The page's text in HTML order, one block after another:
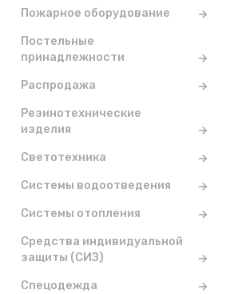
Пожарное оборудование
Постельные
принадлежности
Распродажа
Резинотехнические
изделия
Светотехника
Системы водоотведения
Системы отопления
Средства индивидуальной
защиты (СИЗ)
Спецодежда